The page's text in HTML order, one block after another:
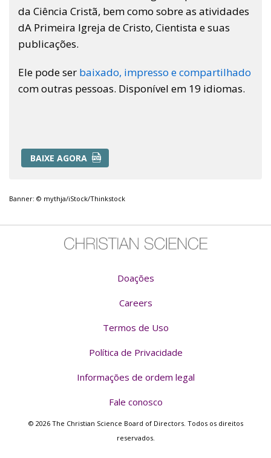
da Ciência Cristã, bem como sobre as atividades
dA Primeira Igreja de Cristo, Cientista e suas
publicações.
Ele pode ser baixado, impresso e compartilhado
com outras pessoas. Disponível em 19 idiomas.
BAIXE AGORA
Banner: © mythja/iStock/Thinkstock
Doações
Careers
Termos de Uso
Política de Privacidade
Informações de ordem legal
Fale conosco
© 2026 The Christian Science Board of Directors. Todos os direitos
reservados.